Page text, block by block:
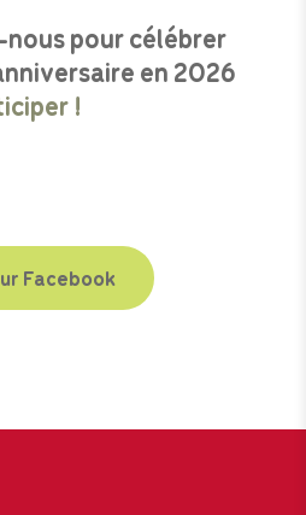
pour célébrer
en 2026
!
Facebook